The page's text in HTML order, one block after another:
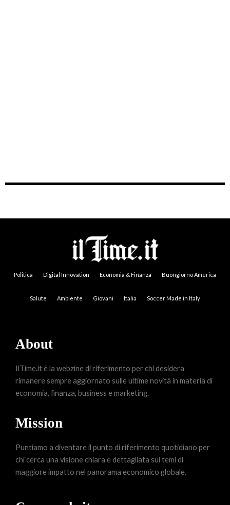
Politica Digital Innovation Economia & Finanza Buongiorno America
Salute Ambiente Giovani Italia Soccer Made in Italy
About
IlTime.it è la webzine di riferimento per chi desidera
rimanere sempre aggiornato sulle ultime novità in materia di
economia, finanza, business e marketing.
Mission
Puntiamo a diventare il punto di riferimento quotidiano per
chi cerca una visione chiara e dettagliata sui temi di
maggiore impatto nel panorama economico globale.